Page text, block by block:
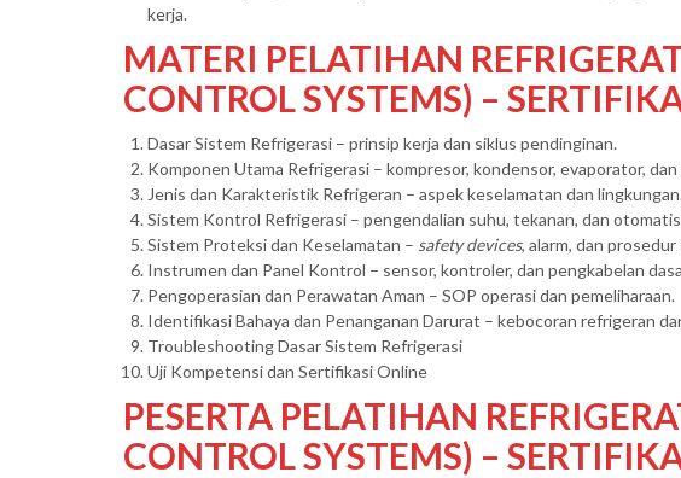
kerja.
MATERI PELATIHAN
CONTROL SYSTEMS) –
Dasar Sistem Refrigerasi – prinsip kerja dan siklus pendinginan.
Komponen Utama Refrigerasi – kompresor, kondensor, evaporator,
Jenis dan Karakteristik Refrigeran – aspek keselamatan dan
Sistem Kontrol Refrigerasi – pengendalian suhu, tekanan, dan
Sistem Proteksi dan Keselamatan – safety devices, alarm, dan prosedur
Instrumen dan Panel Kontrol – sensor, kontroler, dan pengkabelan
Pengoperasian dan Perawatan Aman – SOP operasi dan pemeliharaan.
Identifikasi Bahaya dan Penanganan Darurat – kebocoran refrigeran
Troubleshooting Dasar Sistem Refrigerasi
Uji Kompetensi dan Sertifikasi Online
PESERTA PELATIHAN
CONTROL SYSTEMS) –